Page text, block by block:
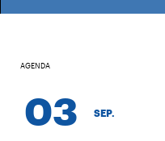
AGENDA
03 SEP.